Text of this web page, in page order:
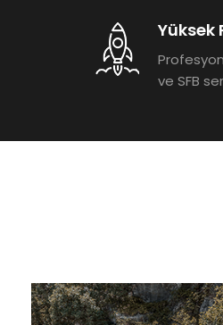
Yüksek
ve SFB